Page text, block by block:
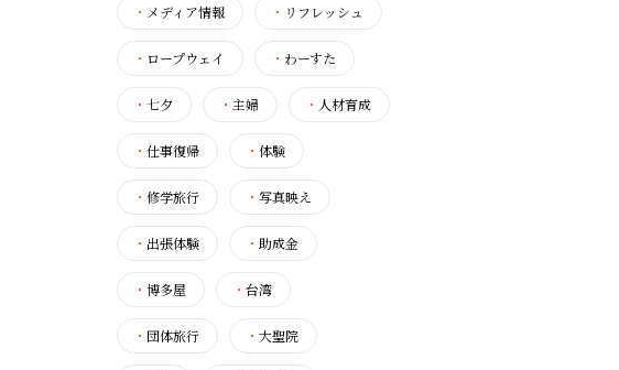
・ メディア情報 ・ リフレッシュ
・ ロープウェイ ・ わーすた
・ 七夕 ・ 主婦 ・ 人材育成
・ 仕事復帰 ・ 体験
・ 修学旅行 ・ 写真映え
・ 出張体験 ・ 助成金
・ 博多屋 ・ 台湾
・ 団体旅行 ・ 大聖院